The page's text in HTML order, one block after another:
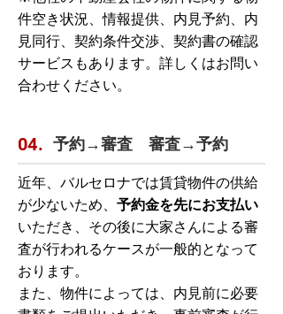
件空き状況、情報提供、内見予約、内
見同行、契約条件交渉、契約書の確認
サービスもあります。詳しくはお問い
合わせください。
04. 予約→審査 審査→予約
近年、バルセロナでは賃貸物件の供給
が少ないため、 予約金を先にお支払い
いただき、その後に大家さんによる審
査が行われるケースが一般的となって
おります。
また、物件によっては、内見前に必要